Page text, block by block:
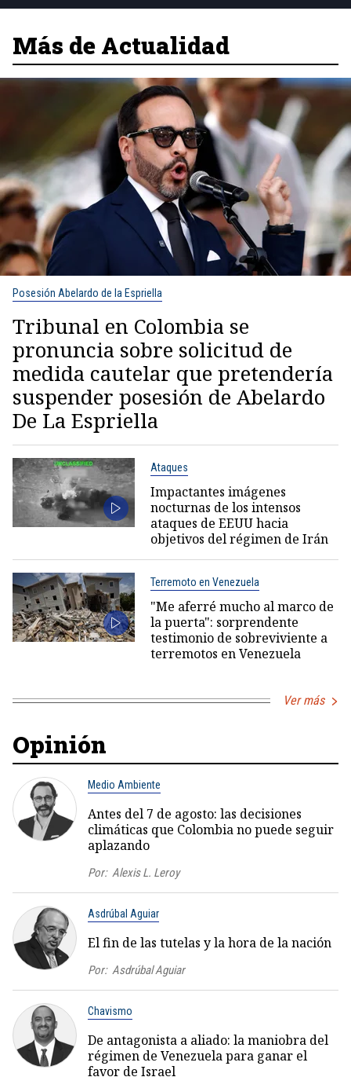
Más de Actualidad
Posesión Abelardo de la Espriella
Tribunal en Colombia se
pronuncia sobre solicitud de
medida cautelar que pretendería
suspender posesión de Abelardo
De La Espriella
Ataques
Impactantes imágenes
nocturnas de los intensos
ataques de EEUU hacia
objetivos del régimen de Irán
Terremoto en Venezuela
"Me aferré mucho al marco de
la puerta": sorprendente
testimonio de sobreviviente a
terremotos en Venezuela
Ver más
Opinión
Medio Ambiente
Antes del 7 de agosto: las decisiones
climáticas que Colombia no puede seguir
aplazando
Por: Alexis L. Leroy
Asdrúbal Aguiar
El fin de las tutelas y la hora de la nación
Por: Asdrúbal Aguiar
Chavismo
De antagonista a aliado: la maniobra del
régimen de Venezuela para ganar el
favor de Israel